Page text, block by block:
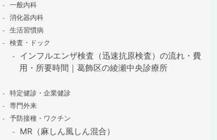
一般内科
消化器内科
生活習慣病
検査・ドック
インフルエンザ検査（迅速抗原検査）の流れ・費
用・所要時間｜葛飾区の綾瀬中央診療所
特定健診・企業健診
専門外来
予防接種・ワクチン
MR（麻しん風しん混合）